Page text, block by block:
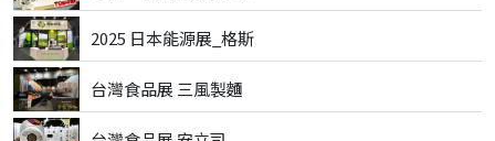
2025 日本能源展_格斯
台灣食品展 三風製麵